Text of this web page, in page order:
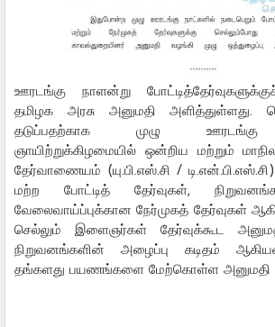
ஊரடங்கு நாளன்று
தமிழக அரசு அனுமதி
தடுப்பதற்காக முழு ஊரடங்கு
ஞாயிற்றுக்கிழமையில் ஒன்றிய மற்றும்
தேர்வாணையம் (யு.பி.எஸ்.சி /
மற்ற போட்டித் தேர்வுகள்,
வேலைவாய்ப்புக்கான நேர்முகத் தேர்வுகள்
செல்லும் இளைஞர்கள் தேர்வுக்கூட
நிறுவனங்களின் அழைப்பு கடிதம்
தங்களது பயணங்களை மேற்கொள்ள அனுமதி